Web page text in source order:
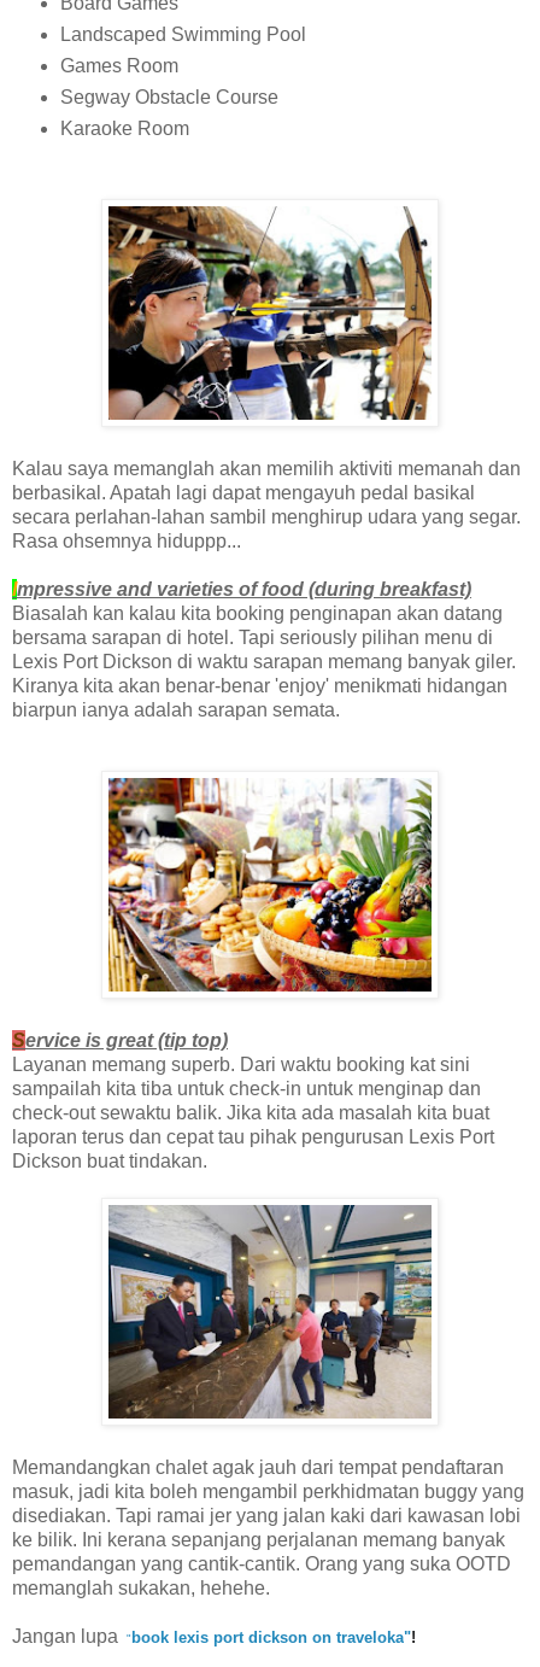
Landscaped Swimming Pool
Games Room
Segway Obstacle Course
Karaoke Room
Kalau saya memanglah akan memilih aktiviti memanah dan
berbasikal. Apatah lagi dapat mengayuh pedal basikal
secara perlahan-lahan sambil menghirup udara yang segar.
Rasa ohsemnya hiduppp...
Impressive and varieties of food (during breakfast)
Biasalah kan kalau kita booking penginapan akan datang
bersama sarapan di hotel. Tapi seriously pilihan menu di
Lexis Port Dickson di waktu sarapan memang banyak giler.
Kiranya kita akan benar-benar 'enjoy' menikmati hidangan
biarpun ianya adalah sarapan semata.
Service is great (tip top)
Layanan memang superb. Dari waktu booking kat sini
sampailah kita tiba untuk check-in untuk menginap dan
check-out sewaktu balik. Jika kita ada masalah kita buat
laporan terus dan cepat tau pihak pengurusan Lexis Port
Dickson buat tindakan.
Memandangkan chalet agak jauh dari tempat pendaftaran
masuk, jadi kita boleh mengambil perkhidmatan buggy yang
disediakan. Tapi ramai jer yang jalan kaki dari kawasan lobi
ke bilik. Ini kerana sepanjang perjalanan memang banyak
pemandangan yang cantik-cantik. Orang yang suka OOTD
memanglah sukakan, hehehe.
Jangan lupa " book lexis port dickson on traveloka"!